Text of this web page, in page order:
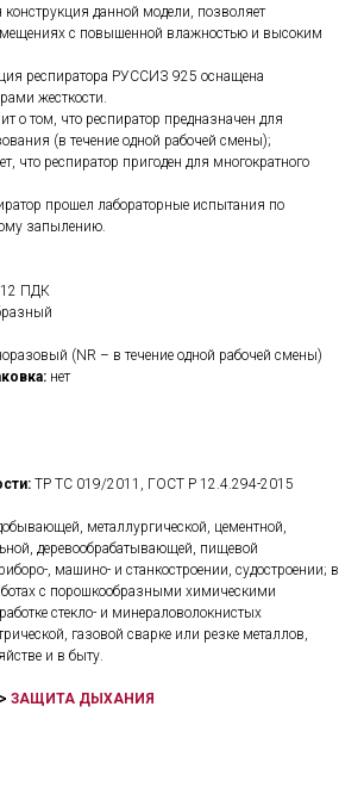
данной модели, позволяет
с повышенной влажностью и высоким
респиратора РУССИЗ 925 оснащена
жесткости.
о том, что респиратор предназначен для
(в течение одной рабочей смены);
что респиратор пригоден для многократного
прошел лабораторные испытания по
запылению.
12 ПДК
(NR – в течение одной рабочей смены)
нет
ТР ТС 019/2011, ГОСТ Р 12.4.294-2015
металлургической, цементной,
деревообрабатывающей, пищевой
, машино- и станкостроении, судостроении; в
с порошкообразными химическими
стекло- и минераловолокнистых
газовой сварке или резке металлов,
и в быту.
> ЗАЩИТА ДЫХАНИЯ